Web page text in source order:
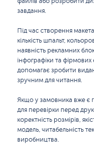
завдання.
Під час створення
кількість шпальт,
наявність рекламних
інфографіки та фірмових
допомагає зробити
зручним для читання.
Якщо у замовника вже є
для перевірки перед
коректність розмірів,
модель, читабельність
виробництва.